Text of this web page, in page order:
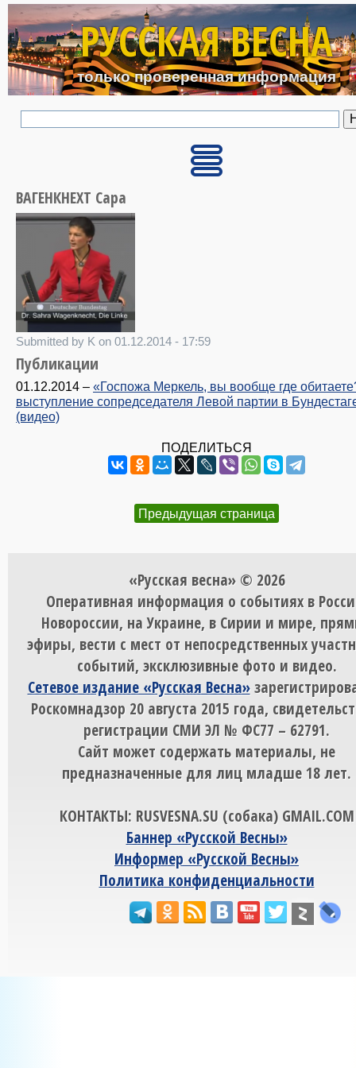
Перейти к основному
РУССКАЯ ВЕСНА
только проверенная информация
ВАГЕНКНЕХТ Сара
Submitted by K on 01.12.2014 - 17:59
Публикации
01.12.2014 – «Госпожа Меркель, вы вообще где
выступление сопредседателя Левой партии в
(видео)
ПОДЕЛИТЬСЯ
Предыдущая страница
«Русская весна» © 2026
Оперативная информация о событиях в
Новороссии, на Украине, в Сирии и мире,
эфиры, вести с мест от непосредственных
событий, эксклюзивные фото и видео.
Сетевое издание «Русская Весна»
Роскомнадзор 20 августа 2015 года,
регистрации СМИ ЭЛ № ФС77 – 62791.
Сайт может содержать материалы, не
предназначенные для лиц младше 18 лет.
КОНТАКТЫ: RUSVESNA.SU (собака) GMAIL.COM
Баннер «Русской Весны»
Информер «Русской Весны»
Политика конфиденциальности